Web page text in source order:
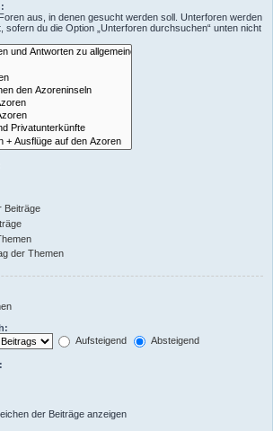
aus, in denen gesucht werden soll. Unterforen werden
sofern du die Option „Unterforen durchsuchen“ unten nicht
Beiträge
der Themen
Aufsteigend
Absteigend
der Beiträge anzeigen